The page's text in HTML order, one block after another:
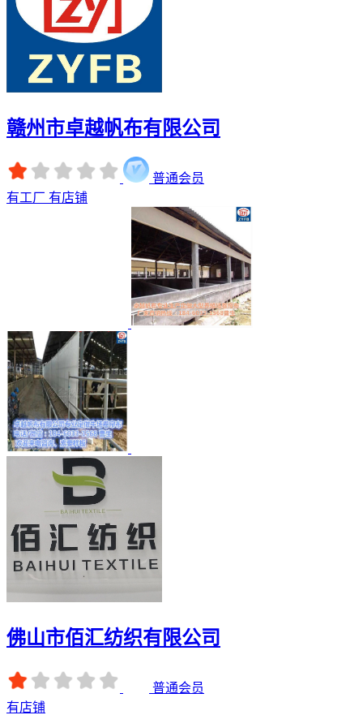
赣州市卓越帆布有限公司
普通会员
有工厂 有店铺
佛山市佰汇纺织有限公司
普通会员
有店铺